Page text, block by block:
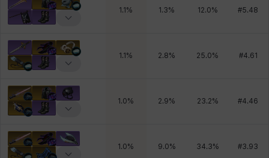
1.1 % 1.3% 12.0% #5.48
1.1 % 2.8% 25.0% #4.61
1.0% 2.9% 23.2% #4.46
1.0% 9.0% 34.3% #3.93